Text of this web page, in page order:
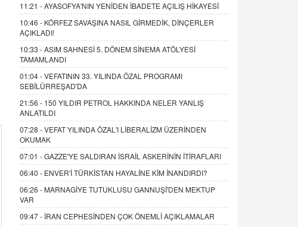
11:21 -AYASOFYA'NIN YENİDEN İBADETE AÇILIŞ HİKAYESİ
10:46 - KÖRFEZ SAVAŞINA NASIL GİRMEDİK, DİNÇERLER
AÇIKLADI!
10:33 -ASIM SAHNESİ 5. DÖNEM SİNEMA ATÖLYESİ
TAMAMLANDI
01:04 -VEFATININ 33. YILINDA ÖZAL PROGRAMI
SEBİLÜRREŞAD'DA
21:56 - 150 YILDIR PETROL HAKKINDA NELER YANLIŞ
ANLATILDI
07:28 -VEFAT YILINDA ÖZAL'I LİBERALİZM ÜZERİNDEN
OKUMAK
07:01 -GAZZE'YE SALDIRAN İSRAİL ASKERİNİN İTİRAFLARI
06:40 - ENVER'İ TÜRKİSTAN HAYALİNE KİM İNANDIRDI?
06:26 - MARNAGİYE TUTUKLUSU GANNUŞİ'DEN MEKTUP
VAR
09:47 - İRAN CEPHESİNDEN ÇOK ÖNEMLİ AÇIKLAMALAR